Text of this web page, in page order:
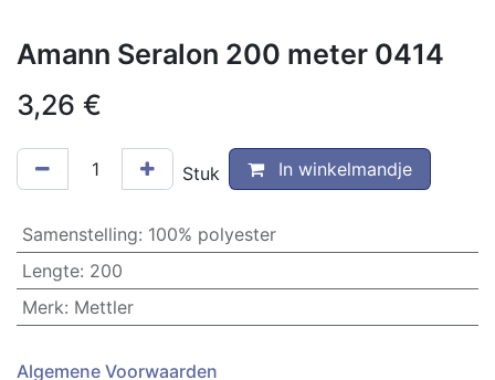
Amann Seralon 200 meter 0414
3,26 €
Stuk In winkelmandje
Samenstelling: 100% polyester
Lengte: 200
Merk: Mettler
Algemene Voorwaarden